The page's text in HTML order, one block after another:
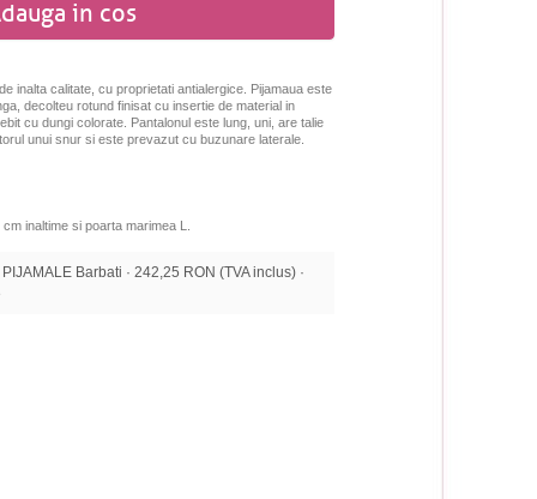
in cos
inalta calitate, cu proprietati antialergice. Pijamaua este
decolteu rotund finisat cu insertie de material in
cu dungi colorate. Pantalonul este lung, uni, are talie
unui snur si este prevazut cu buzunare laterale.
inaltime si poarta marimea L.
Barbati · 242,25 RON (TVA inclus) ·